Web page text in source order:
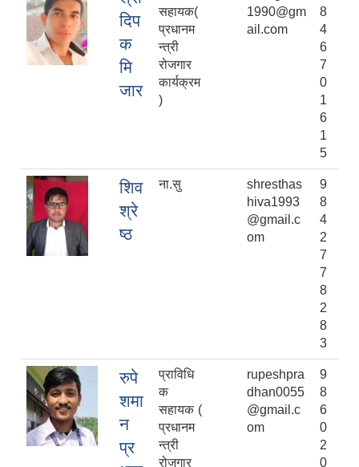
दिप
क
मि
जार
सहायक(
प्रधानम
न्त्री
रोजगार
कार्यक्रम
)
1990@gm
ail.com
8
4
6
7
0
1
6
1
5
शिव
श्रे
ष्ठ
ना.सु
shresthas
hiva1993
@gmail.c
om
9
8
4
2
7
7
8
2
8
3
रुपे
शमा
न
प्र
प्राविधि
क
सहायक (
प्रधानम
न्त्री
रोजगार
rupeshpra
dhan0055
@gmail.c
om
9
8
6
0
2
0